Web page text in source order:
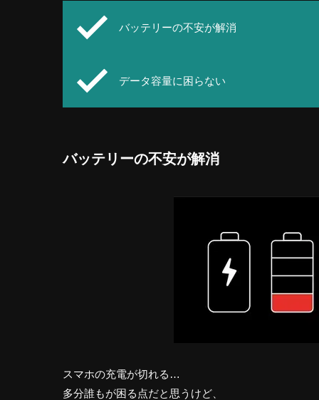
バッテリーの不安が解消
データ容量に困らない
バッテリーの不安が解消
スマホの充電が切れる…
多分誰もが困る点だと思うけど、